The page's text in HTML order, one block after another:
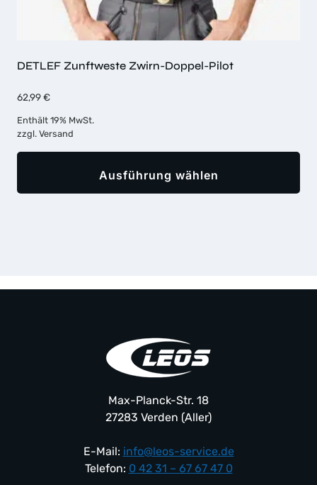
DETLEF Zunftweste Zwirn-Doppel-Pilot
62,99€
Enthält 19% MwSt.
zzgl. Versand
Ausführung wählen
auf.
Max-Planck-Str. 18
27283 Verden (Aller)
E-Mail: info@leos-service.de
Telefon: 0 42 31 – 67 67 47 0